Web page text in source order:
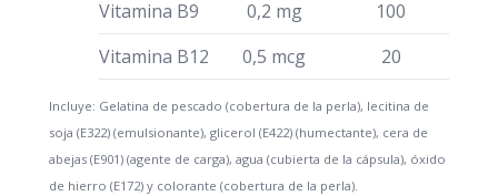
Vitamina B9
0,2 mg
100
Vitamina B12
0,5 mcg 20
Incluye: Gelatina de pescado (cobertura de la perla), lecitina de
soja (E322) (emulsionante), glicerol (E422) (humectante), cera de
abejas (E901) (agente de carga), agua (cubierta de la cápsula), óxido
de hierro (E172) y colorante (cobertura de la perla).